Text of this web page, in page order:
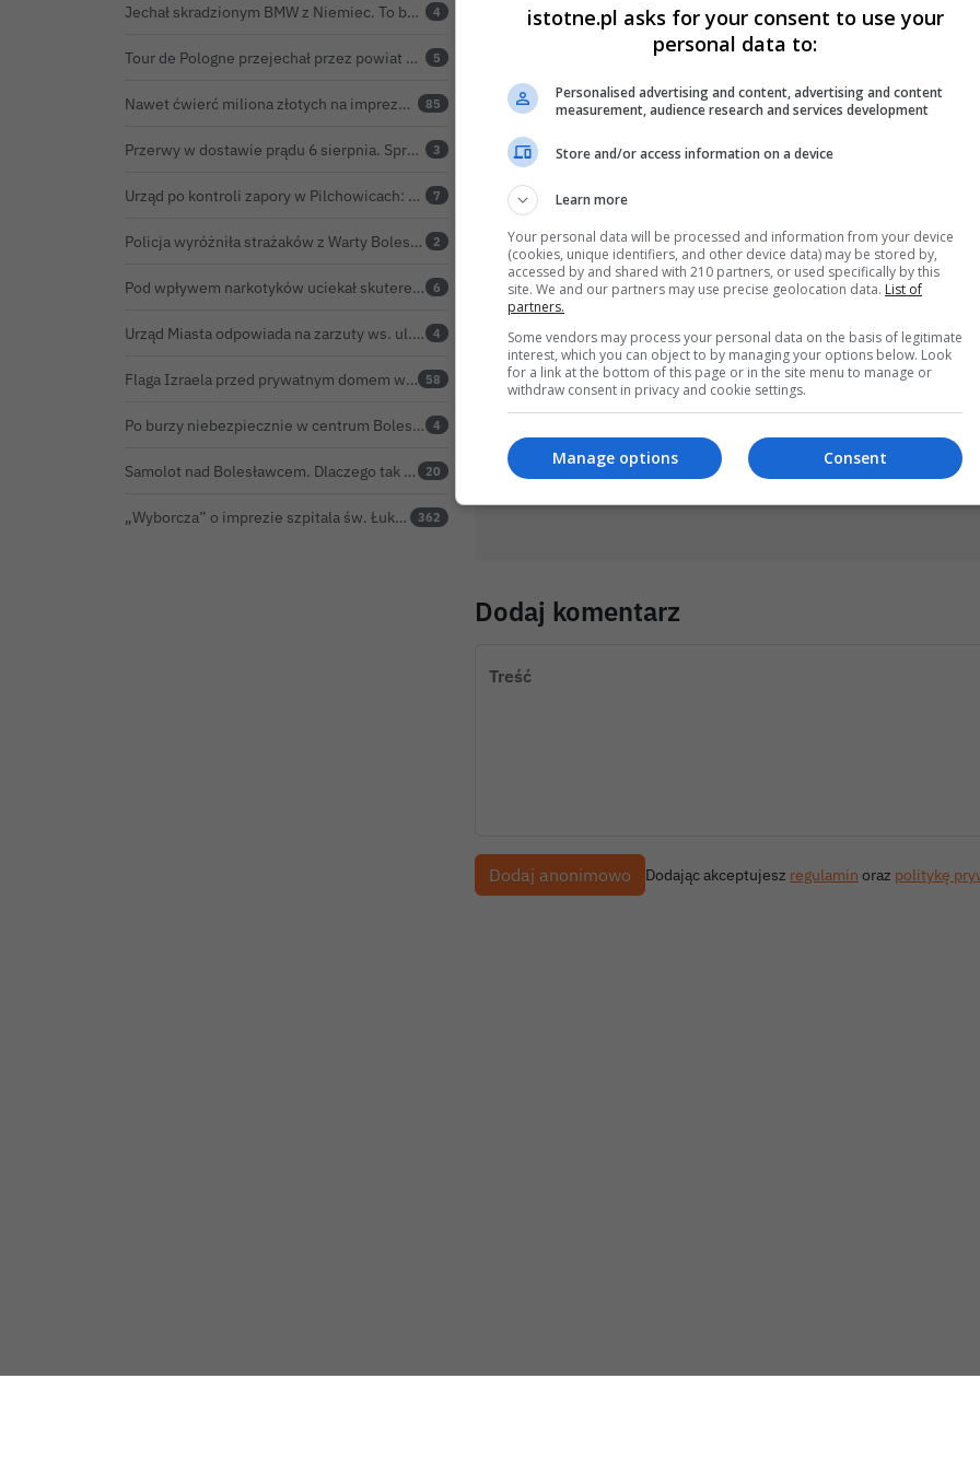
Jechał skradzionym BMW z Niemiec. To był dopiero początek problemów 33-latka 4
Tour de Pologne przejechał przez powiat bolesławiecki. Zobacz wideo z Zebrzydowej 5
Nawet ćwierć miliona złotych na imprezę restauratora. BOK nie chce ujawnić kosztów przed Świętem Ceramiki 85
Przerwy w dostawie prądu 6 sierpnia. Sprawdź, czy wyłączenia obejmą Twoją miejscowość 3
Urząd po kontroli zapory w Pilchowicach: 23,47 tony martwych ryb i zawiadomienie do prokuratury 7
Policja wyróżniła strażaków z Warty Bolesławieckiej. To efekt nocnej akcji, która zakończyła się sukcesem 2
Pod wpływem narkotyków uciekał skuterem. Pościg zakończył w polu kukurydzy 6
Urząd Miasta odpowiada na zarzuty ws. ul. Sokolej. „Droga spełnia wszystkie normy” 4
Flaga Izraela przed prywatnym domem w Bolesławcu. Czy można ją legalnie wywiesić? 58
Po burzy niebezpiecznie w centrum Bolesławca. Wiatrołomy runęły na podwórko 4
Samolot nad Bolesławcem. Dlaczego tak intensywnie krążył? 20
„Wyborcza” o imprezie szpitala św. Łukasza: kontrowersyjna gala dla pracowników 362
anonim (ej7kwX) 2026-06-07 13:33
Legenda to jest o Bazyliszku
0
Dodaj komentarz
Treść
Dodając akceptujesz regulamin oraz politykę
istotne.pl asks for your consent to use your
personal data to:
Personalised advertising and content, advertising and content
measurement, audience research and services development
Store and/or access information on a device
Learn more
Your personal data will be processed and information from your device
(cookies, unique identifiers, and other device data) may be stored by,
accessed by and shared with 210 partners, or used specifically by this
site. We and our partners may use precise geolocation data. List of
partners.
Some vendors may process your personal data on the basis of legitimate
interest, which you can object to by managing your options below. Look
for a link at the bottom of this page or in the site menu to manage or
withdraw consent in privacy and cookie settings.
Consent
Manage options